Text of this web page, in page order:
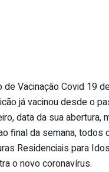
de Vacinação Covid 19
já vacinou desde o
data da sua abertura,
final da semana, todos
Residenciais para
o novo coronavírus.